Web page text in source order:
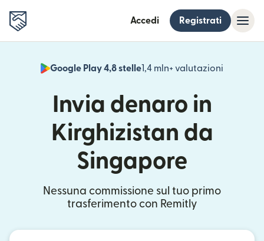
Accedi Registrati
Google Play 4,8 stelle1,4 mln+ valutazioni
Invia denaro in
Kirghizistan da
Singapore
Nessuna commissione sul tuo primo
trasferimento con Remitly